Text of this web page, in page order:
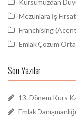
Kursumuzdan
Mezunlara İş
Franchising
Emlak Çözüm
Son Yazılar
13. Dönem Kurs
Emlak